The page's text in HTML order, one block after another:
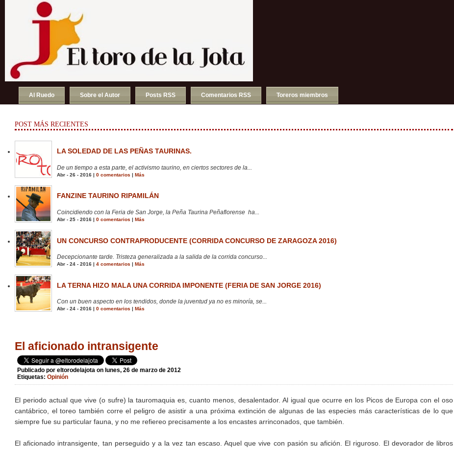
Al Ruedo Sobre el Autor Posts RSS Comentarios RSS Toreros miembros
POST MÁS RECIENTES
LA SOLEDAD DE LAS PEÑAS TAURINAS.
De un tiempo a esta parte, el activismo taurino, en ciertos sectores de la...
Abr - 26 - 2016 | 0 comentarios | Más
FANZINE TAURINO RIPAMILÁN
Coincidiendo con la Feria de San Jorge, la Peña Taurina Peñaflorense ha...
Abr - 25 - 2016 | 0 comentarios | Más
UN CONCURSO CONTRAPRODUCENTE (CORRIDA CONCURSO DE ZARAGOZA 2016)
Decepcionante tarde. Tristeza generalizada a la salida de la corrida concurso...
Abr - 24 - 2016 | 4 comentarios | Más
LA TERNA HIZO MALA UNA CORRIDA IMPONENTE (FERIA DE SAN JORGE 2016)
Con un buen aspecto en los tendidos, donde la juventud ya no es minoría, se...
Abr - 24 - 2016 | 0 comentarios Más
El aficionado intransigente
Publicado por eltorodelajota on lunes, 26 de marzo de 2012
Etiquetas: Opinión
El periodo actual que vive (o sufre) la tauromaquia es, cuanto menos, desalentador. Al igual que ocurre en los Picos de Europa con el oso
cantábrico, el toreo también corre el peligro de asistir a una próxima extinción de algunas de las especies más características de lo que
siempre fue su particular fauna, y no me refiereo precisamente a los encastes arrinconados, que también.
El aficionado intransigente, tan perseguido y a la vez tan escaso. Aquel que vive con pasión su afición. El riguroso. El devorador de libros